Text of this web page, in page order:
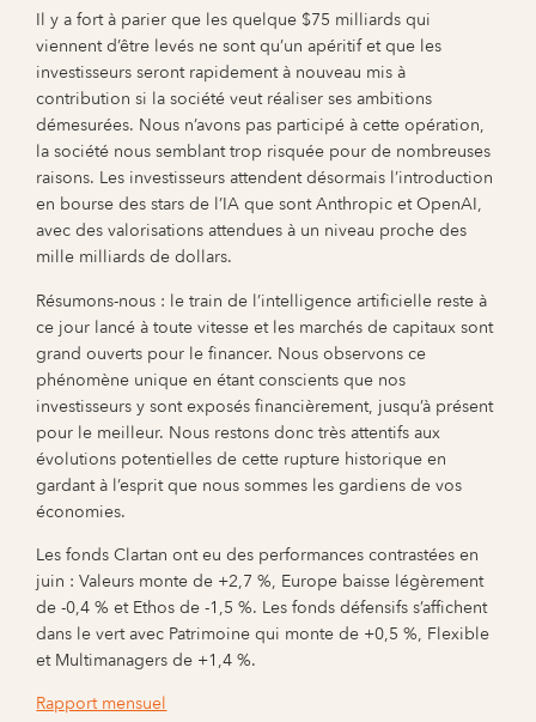
Il y a fort à parier que les quelque $75 milliards qui
viennent d’être levés ne sont qu’un apéritif et que les
investisseurs seront rapidement à nouveau mis à
contribution si la société veut réaliser ses ambitions
démesurées. Nous n’avons pas participé à cette opération,
la société nous semblant trop risquée pour de nombreuses
raisons. Les investisseurs attendent désormais l’introduction
en bourse des stars de l’IA que sont Anthropic et OpenAI,
avec des valorisations attendues à un niveau proche des
mille milliards de dollars.
Résumons-nous : le train de l’intelligence artificielle reste à
ce jour lancé à toute vitesse et les marchés de capitaux sont
grand ouverts pour le financer. Nous observons ce
phénomène unique en étant conscients que nos
investisseurs y sont exposés financièrement, jusqu’à présent
pour le meilleur. Nous restons donc très attentifs aux
évolutions potentielles de cette rupture historique en
gardant à l’esprit que nous sommes les gardiens de vos
économies.
Les fonds Clartan ont eu des performances contrastées en
juin : Valeurs monte de +2,7 %, Europe baisse légèrement
de -0,4 % et Ethos de -1,5 %. Les fonds défensifs s’affichent
dans le vert avec Patrimoine qui monte de +0,5 %, Flexible
et Multimanagers de +1,4 %.
Rapport mensuel